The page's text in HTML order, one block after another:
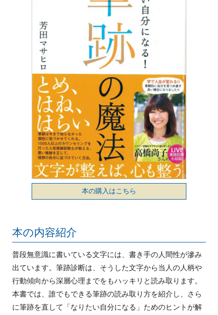
本の購入はこちら
本の内容紹介
普段無意識に書いている文字には、書き手の人間性が滲み
出ています。筆跡診断は、そうした文字から当人の人柄や
行動傾向から深層心理までをもハッキリと読み取ります。
本書では、誰でもできる筆跡の読み取り方を紹介し、さら
に筆跡を直して「なりたい自分になる」ためのヒントが解